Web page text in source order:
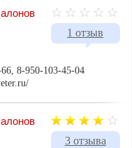
1 отзыв
8-950-103-45-04
3 отзыва